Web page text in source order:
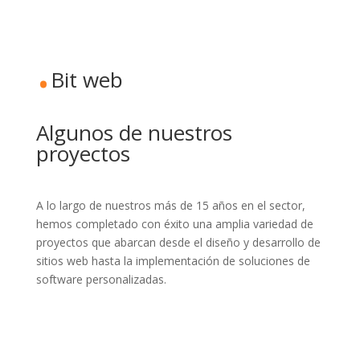
. Bit web
Algunos de nuestros
proyectos
A lo largo de nuestros más de 15 años en el sector,
hemos completado con éxito una amplia variedad de
proyectos que abarcan desde el diseño y desarrollo de
sitios web hasta la implementación de soluciones de
software personalizadas.